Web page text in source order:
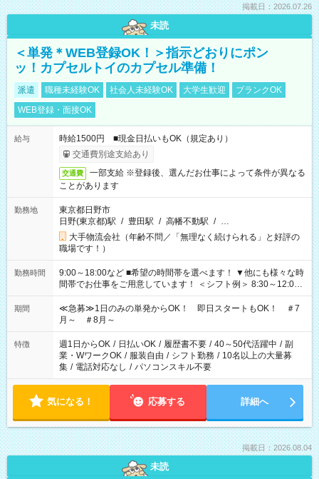
掲載日：2026.07.26
未読
＜単発＊WEB登録OK！＞指示どおりにポン
ッ！カプセルトイのカプセル準備！
派遣 職種未経験OK 社会人未経験OK 大学生歓迎
ブランクOK
WEB登録・面接OK
給与
時給1500円 ■現金日払いもOK（規定あり）
交通費別途支給あり
交通費
一部支給 ※登録後、選んだお仕事によって条件が異なる
ことがあります
勤務地
東京都日野市
日野(東京都)駅 / 豊田駅 / 高幡不動駅 / …
大手物流会社（年齢不問／「無理なく続けられる」と好評の
職場です！）
勤務時間
9:00～18:00など ■希望の時間帯を選べます！ ▼他にも様々な時
間帯でお仕事をご用意しています！ ＜シフト例＞ 8:30～12:00
17:00～22:00 13:00～22:00 22:00～翌6:00 など
期間
≪急募≫1日のみの単発からOK！ 即日スタートもOK！ ＃7
月～ ＃8月～
特徴 週1日からOK / 日払いOK / 履歴書不要 / 40～50代活躍中 / 副
業・WワークOK / 服装自由 / シフト勤務 / 10名以上の大量募
集 / 電話対応なし / パソコンスキル不要
気になる！ 応募する 詳細へ
掲載日：2026.08.04
未読